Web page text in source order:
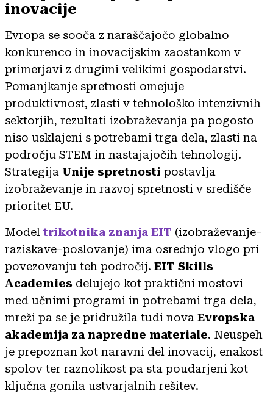
inovacije
Evropa se sooča z naraščajočo globalno
konkurenco in inovacijskim zaostankom v
primerjavi z drugimi velikimi gospodarstvi.
Pomanjkanje spretnosti omejuje
produktivnost, zlasti v tehnološko intenzivnih
sektorjih, rezultati izobraževanja pa pogosto
niso usklajeni s potrebami trga dela, zlasti na
področju STEM in nastajajočih tehnologij.
Strategija Unije spretnosti postavlja
izobraževanje in razvoj spretnosti v središče
prioritet EU.
Modeltrikotnika znanja EIT (izobraževanje–
raziskave–poslovanje) ima osrednjo vlogo pri
povezovanju teh področij. EIT Skills
Academies delujejo kot praktični mostovi
med učnimi programi in potrebami trga dela,
mreži pa se je pridružila tudi nova Evropska
akademija za napredne materiale. Neuspeh
je prepoznan kot naravni del inovacij, enakost
spolov ter raznolikost pa sta poudarjeni kot
ključna gonila ustvarjalnih rešitev.